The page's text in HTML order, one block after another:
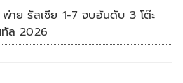
าย รัสเซีย 1-7 จบอันดับ 3 โต๊ะ
ทัล 2026